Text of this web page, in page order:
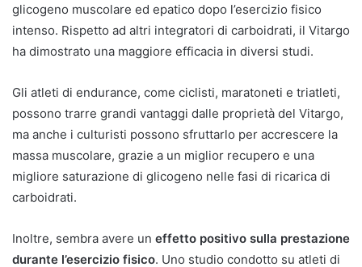
glicogeno muscolare ed epatico dopo l’esercizio fisico
intenso. Rispetto ad altri integratori di carboidrati, il Vitargo
ha dimostrato una maggiore efficacia in diversi studi.
Gli atleti di endurance, come ciclisti, maratoneti e triatleti,
possono trarre grandi vantaggi dalle proprietà del Vitargo,
ma anche i culturisti possono sfruttarlo per accrescere la
massa muscolare, grazie a un miglior recupero e una
migliore saturazione di glicogeno nelle fasi di ricarica di
carboidrati.
Inoltre, sembra avere un effetto positivo sulla prestazione
durante l’esercizio fisico. Uno studio condotto su atleti di